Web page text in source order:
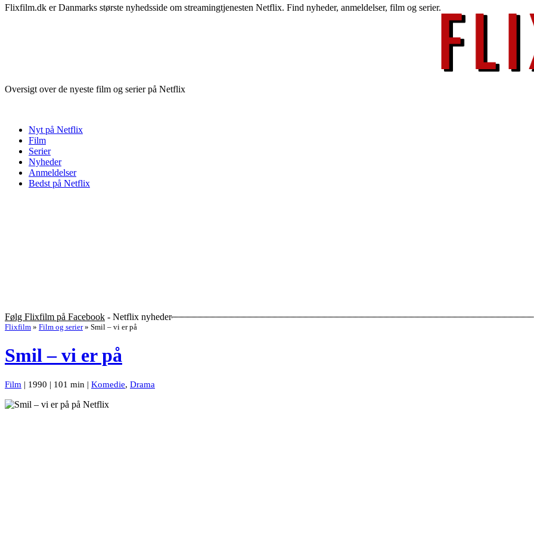
Flixfilm.dk er Danmarks største nyhedsside om streamingtjenesten Netflix. Find nyheder, anmeldelser, film og serier.
Oversigt over de nyeste film og serier på Netflix
Nyt på Netflix
Film
Serier
Nyheder
Anmeldelser
Bedst på Netflix
Følg Flixfilm på Facebook - Netflix nyheder
Flixfilm » Film og serier » Smil – vi er på
Smil – vi er på
Film | 1990 | 101 min | Komedie, Drama